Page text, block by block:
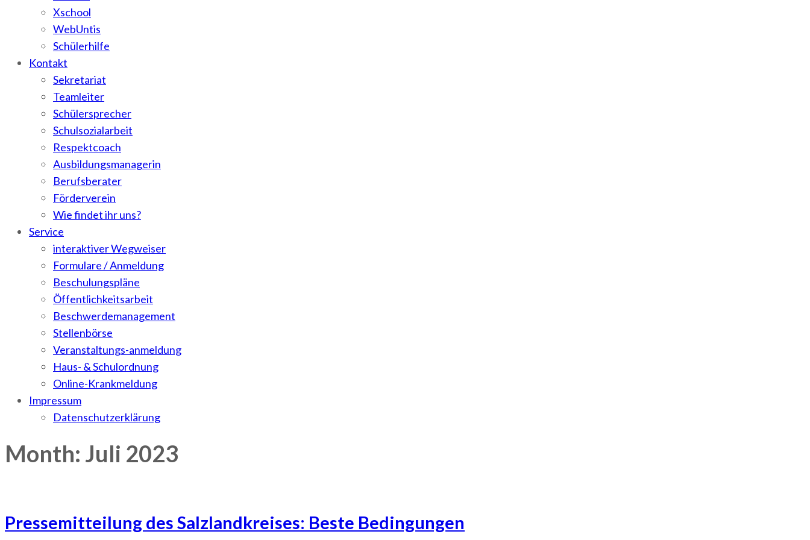
Xschool
WebUntis
Schülerhilfe
Kontakt
Sekretariat
Teamleiter
Schülersprecher
Schulsozialarbeit
Respektcoach
Ausbildungsmanagerin
Berufsberater
Förderverein
Wie findet ihr uns?
Service
interaktiver Wegweiser
Formulare / Anmeldung
Beschulungspläne
Öffentlichkeitsarbeit
Beschwerdemanagement
Stellenbörse
Veranstaltungs-anmeldung
Haus- & Schulordnung
Online-Krankmeldung
Impressum
Datenschutzerklärung
Month: Juli 2023
Pressemitteilung des Salzlandkreises: Beste Bedingungen